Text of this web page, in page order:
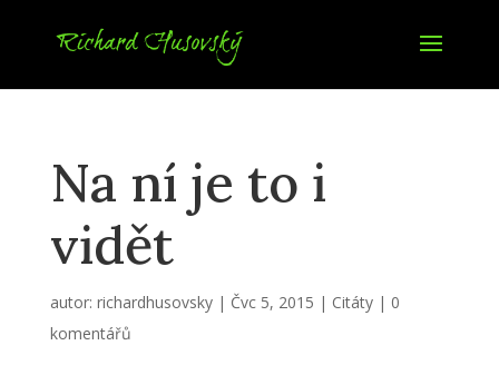
Na ní je to i
vidět
autor: richardhusovsky| Čvc 5, 2015 | Citáty| 0
komentářů